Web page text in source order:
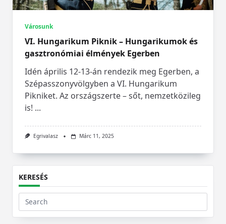
Városunk
VI. Hungarikum Piknik – Hungarikumok és
gasztronómiai élmények Egerben
Idén április 12-13-án rendezik meg Egerben, a
Szépasszonyvölgyben a VI. Hungarikum
Pikniket. Az országszerte – sőt, nemzetközileg
is! ...
Egrivalasz Márc 11, 2025
KERESÉS
Search
for: